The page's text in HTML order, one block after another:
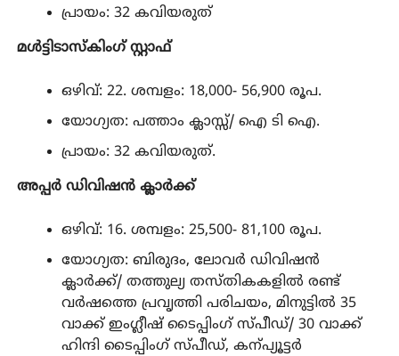
പ്രായം: 32 കവിയരുത്
മൾട്ടിടാസ്‌കിംഗ് സ്റ്റാഫ്
ഒഴിവ്: 22. ശമ്പളം: 18,000- 56,900 രൂപ.
യോഗ്യത: പത്താം ക്ലാസ്സ്/ ഐ ടി ഐ.
പ്രായം: 32 കവിയരുത്.
അപ്പർ ഡിവിഷൻ ക്ലാർക്ക്
ഒഴിവ്: 16. ശമ്പളം: 25,500- 81,100 രൂപ.
യോഗ്യത: ബിരുദം, ലോവർ ഡിവിഷൻ
ക്ലാർക്ക്/ തത്തുല്യ തസ്തികകളിൽ രണ്ട്
വർഷത്തെ പ്രവൃത്തി പരിചയം, മിനുട്ടിൽ 35
വാക്ക് ഇംഗ്ലീഷ് ടൈപ്പിംഗ് സ്പീഡ്/ 30 വാക്ക്
ഹിന്ദി ടൈപ്പിംഗ് സ്പീഡ്, കന്പ്യൂട്ടർ